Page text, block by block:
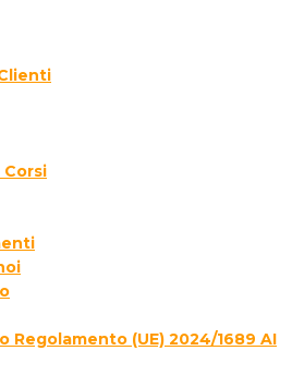
Regolamento (UE) 2024/1689 AI